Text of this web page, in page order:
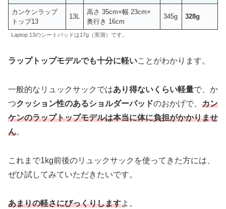
カンケンラップ
トップ13
13L
高さ 35cm×幅 23cm×
奥行き 16cm
345g 328g
Laptop 13のシートパッドは17g（実測）です。
ラップトップモデルでも十分に軽いことがわかります。
一般的なリュックサックではあり得ないくらい軽量で、か
つクッション性のあるショルダーパッドのおかげで、 カン
ケンのラップトップモデルは本当に体に負担がかかりませ
ん。
これまで1kg前後のリュックサックを使ってきた方には、
ぜひ試してみていただきたいです。
あまりの軽さにびっくりしますよ。